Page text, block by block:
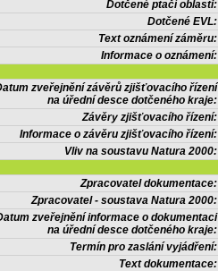
Dotčené ptačí oblasti:
Dotčené EVL:
Text oznámení záměru:
Informace o oznámení:
zveřejnění závěrů zjišťovacího řízení
na úřední desce dotčeného kraje:
Závěry zjišťovacího řízení:
Informace o závěru zjišťovacího řízení:
Vliv na soustavu Natura 2000:
Zpracovatel dokumentace:
Zpracovatel - soustava Natura 2000:
zveřejnění informace o dokumentaci
na úřední desce dotčeného kraje:
Termín pro zaslání vyjádření:
Text dokumentace: